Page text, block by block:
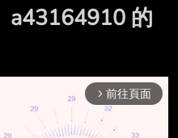
a43164910 的
arrow_forward_ios 前往頁面